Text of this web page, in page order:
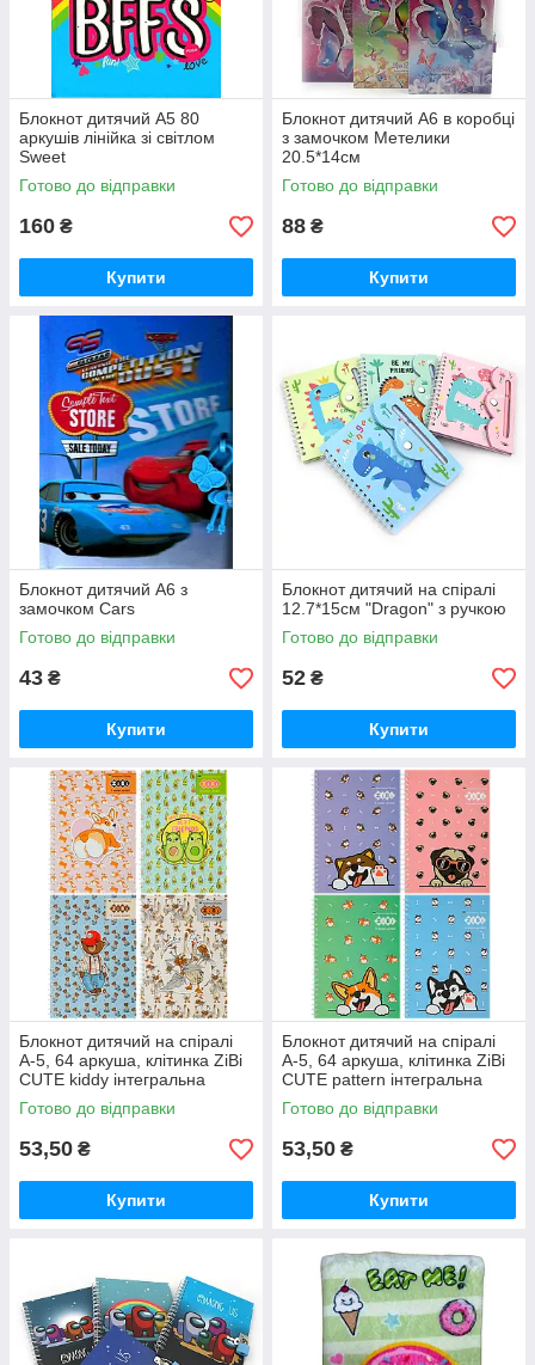
Блокнот дитячий А5 80
аркушів лінійка зі світлом
Sweet
Готово до відправки
160 ₴
Купити
Блокнот дитячий А6 в коробці
з замочком Метелики
20.5*14см
Готово до відправки
88 ₴
Купити
Блокнот дитячий А6 з
замочком Cars
Готово до відправки
43 ₴
Купити
Блокнот дитячий на спіралі
12.7*15см "Dragon" з ручкою
Готово до відправки
52 ₴
Купити
Блокнот дитячий на спіралі
А-5, 64 аркуша, клітинка ZiBi
CUTE kiddy інтегральна
обкладинка
Готово до відправки
53,50 ₴
Купити
Блокнот дитячий на спіралі
А-5, 64 аркуша, клітинка ZiBi
CUTE pattern інтегральна
обкладинка
Готово до відправки
53,50 ₴
Купити